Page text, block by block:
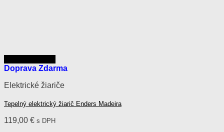
Doprava Zdarma
Elektrické žiariče
Tepelný elektrický žiarič Enders Madeira
119,00 € s DPH